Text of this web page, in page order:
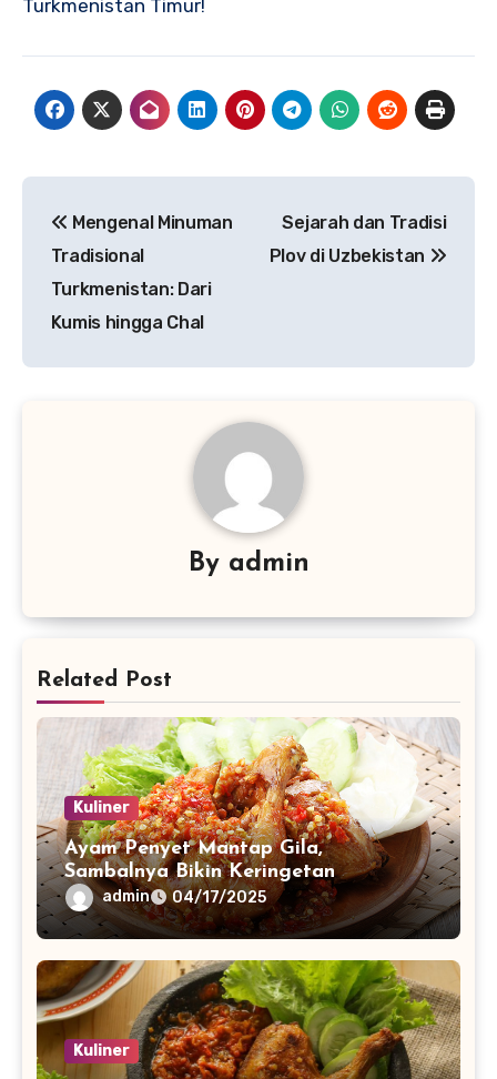
Turkmenistan Timur!
pos
Mengenal Minuman
Tradisional
Turkmenistan: Dari
Kumis hingga Chal
Sejarah dan Tradisi
Plov di Uzbekistan
By admin
Related Post
Kuliner
Ayam Penyet Mantap Gila,
Sambalnya Bikin Keringetan
admin 04/17/2025
Kuliner